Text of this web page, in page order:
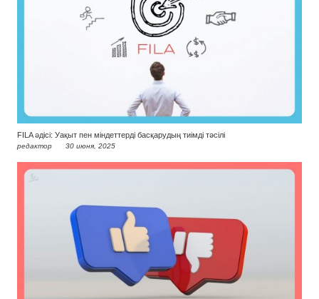
FILA әдісі: Уақыт пен міндеттерді басқарудың тиімді тәсілі
редактор 30 июня, 2025